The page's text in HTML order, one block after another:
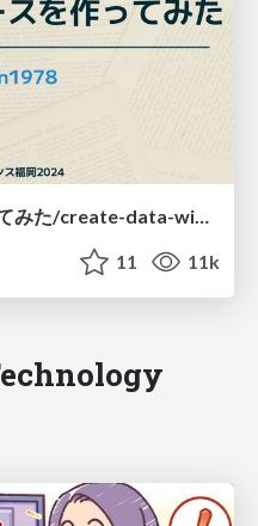
PHPでデータベースを作ってみた/create-data-with-php
11 11k